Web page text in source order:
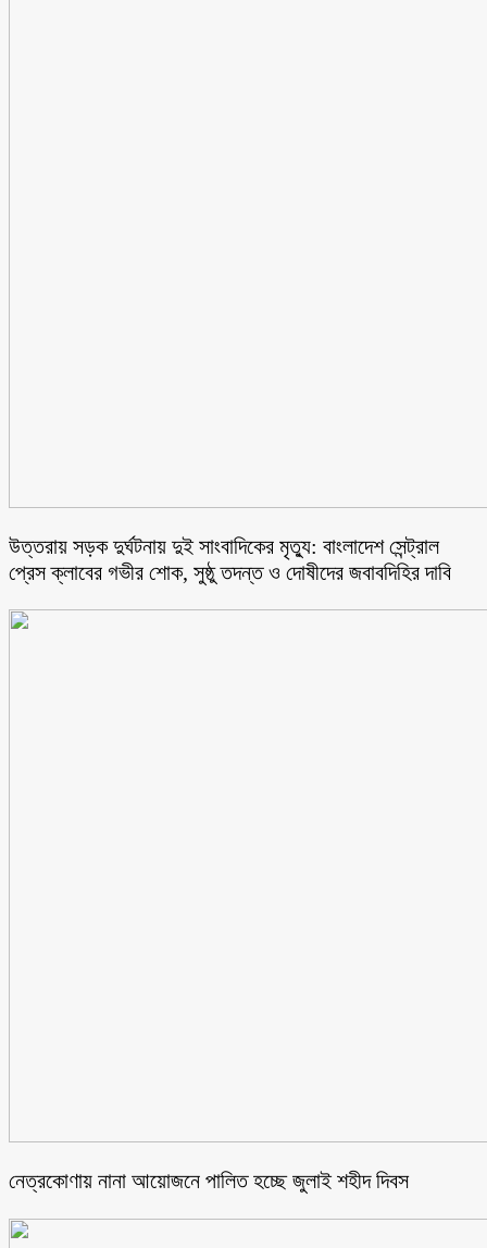
উত্তরায় সড়ক দুর্ঘটনায় দুই সাংবাদিকের মৃত্যু: বাংলাদেশ সেন্ট্রাল
প্রেস ক্লাবের গভীর শোক, সুষ্ঠু তদন্ত ও দোষীদের জবাবদিহির দাবি
নেত্রকোণায় নানা আয়োজনে পালিত হচ্ছে জুলাই শহীদ দিবস